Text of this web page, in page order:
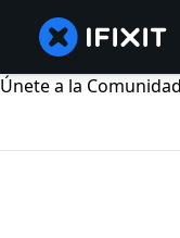
Únete a la